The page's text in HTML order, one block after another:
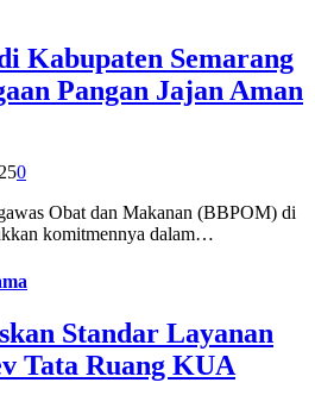
Kabupaten Semarang
Pangan Jajan Aman
0
Obat dan Makanan (BBPOM) di
komitmennya dalam…
Standar Layanan
Tata Ruang KUA